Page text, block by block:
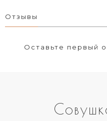
Отзывы
Оставьте первый